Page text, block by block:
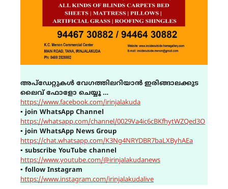
അപ്ഡേറ്റുകൾ വേഗത്തിലറിയാൻ ഇരിങ്ങാലക്കുട
ലൈവ് ഫോളോ ചെയ്യൂ …
https://www.facebook.com/irinjalakuda
▪join WhatsApp Channel
https://whatsapp.com/channel/0029Va4ic6cBKfhytWZQed3O
▪join WhatsApp News Group
https://chat.whatsapp.com/K3Ng4NRYDBR7baLXByhAEa
▪ subscribe YouTube channel
https://www.youtube.com/@irinjalakudanews
▪ follow Instagram
https://www.instagram.com/irinjalakudalive